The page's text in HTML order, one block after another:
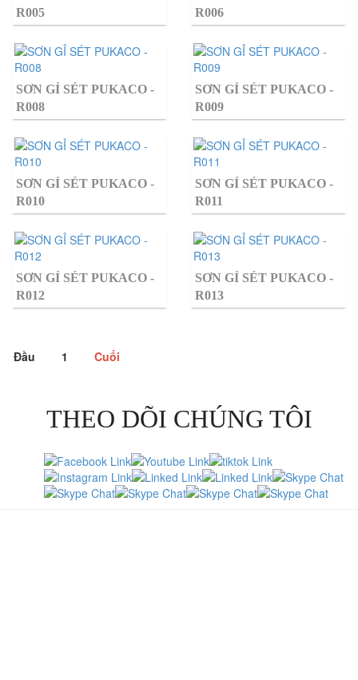
R005
R006
SƠN GỈ SÉT PUKACO -
R008
SƠN GỈ SÉT PUKACO -
R009
SƠN GỈ SÉT PUKACO -
R010
SƠN GỈ SÉT PUKACO -
R011
SƠN GỈ SÉT PUKACO -
R012
SƠN GỈ SÉT PUKACO -
R013
Đầu 1 Cuối
THEO DÕI CHÚNG TÔI